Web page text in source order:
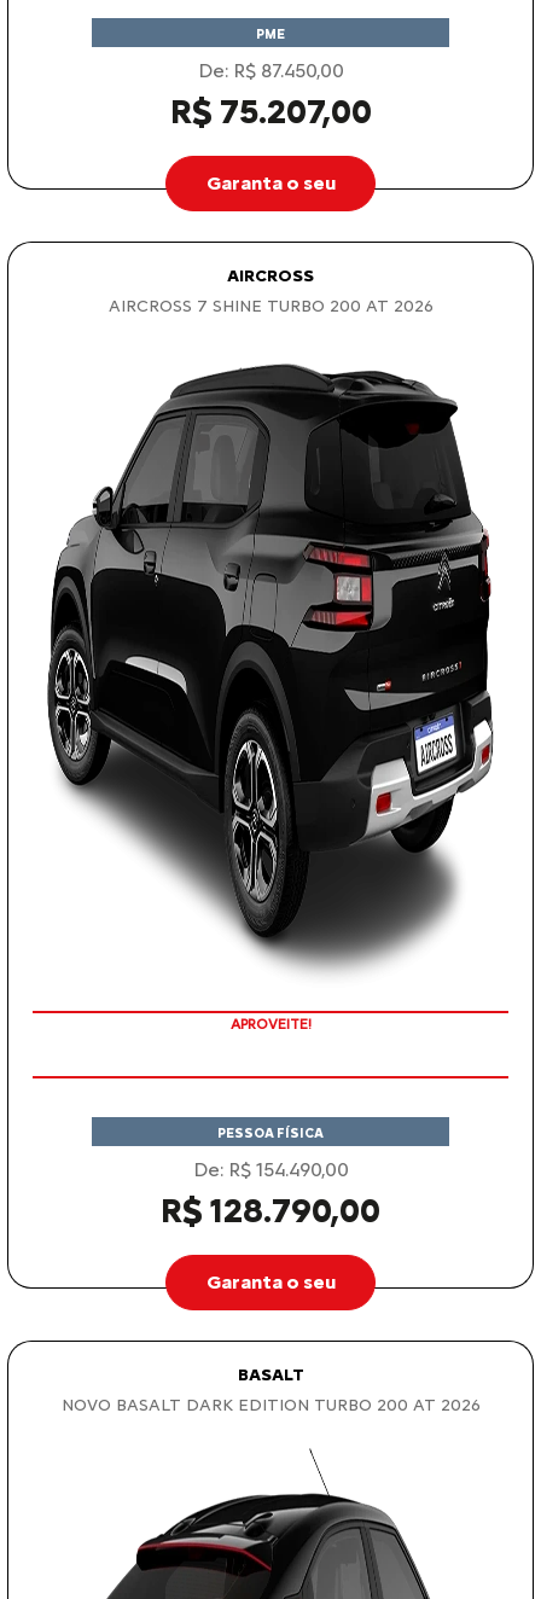
PME
De: R$ 87.450,00
R$ 75.207,00
Garanta o seu
AIRCROSS
AIRCROSS 7 SHINE TURBO 200 AT 2026
APROVEITE!
PESSOA FÍSICA
De: R$ 154.490,00
R$ 128.790,00
Garanta o seu
BASALT
NOVO BASALT DARK EDITION TURBO 200 AT 2026